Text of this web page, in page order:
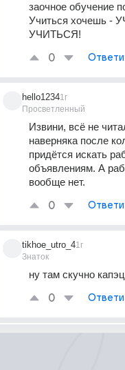
заочное обучение
Учиться хочешь -
УЧИТЬСЯ!
0
hello1234
Просветленный
1г
Извини, всё не
наверняка после
придётся искать
объявлениям. А
вообще нет.
0
tikhoe_utro_4
Знаток
1г
ну там скучно капэц
0